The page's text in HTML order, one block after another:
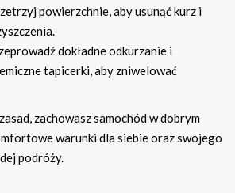
powierzchnie, aby usunąć kurz i
dokładne odkurzanie i
tapicerki, aby zniwelować
zachowasz samochód w dobrym
warunki dla siebie oraz swojego
podróży.